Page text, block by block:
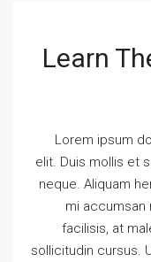
Learn
Lorem ipsum
elit. Duis mollis et
neque. Aliquam
mi accumsan
facilisis, at
sollicitudin cursus.